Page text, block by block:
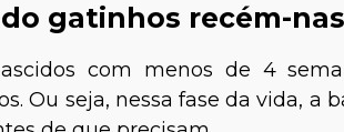
gatinhos recém-
com menos de 4
Ou seja, nessa fase da vida, a
Thauana Silva